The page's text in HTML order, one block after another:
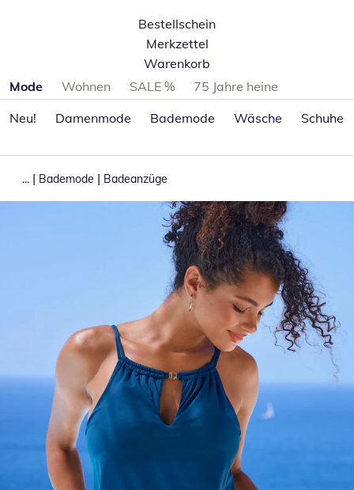
Bestellschein
Merkzettel
Warenkorb
Produktkategorien überspringen
Mode Wohnen SALE %
75 Jahre heine
Neu!
Damenmode Bademode Wäsche Schuhe
... | Bademode | Badeanzüge